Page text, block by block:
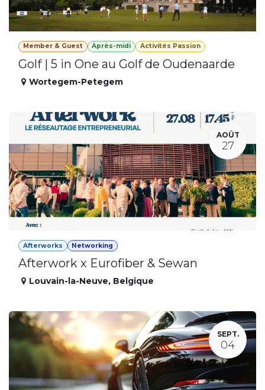
Member & Guest Après-midi Activités Passion
Golf | 5 in One au Golf de Oudenaarde
Wortegem-Petegem
AOÛT
27
Afterworks Networking
Afterwork x Eurofiber & Sewan
Louvain-la-Neuve, Belgique
SEPT.
04